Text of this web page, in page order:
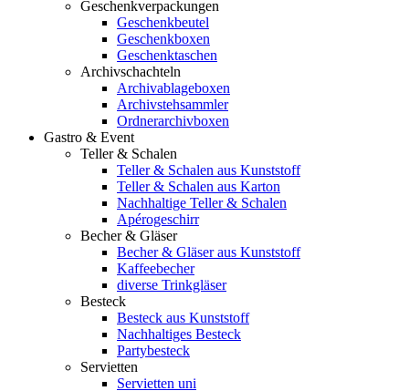
Geschenkverpackungen
Geschenkbeutel
Geschenkboxen
Geschenktaschen
Archivschachteln
Archivablageboxen
Archivstehsammler
Ordnerarchivboxen
Gastro & Event
Teller & Schalen
Teller & Schalen aus Kunststoff
Teller & Schalen aus Karton
Nachhaltige Teller & Schalen
Apérogeschirr
Becher & Gläser
Becher & Gläser aus Kunststoff
Kaffeebecher
diverse Trinkgläser
Besteck
Besteck aus Kunststoff
Nachhaltiges Besteck
Partybesteck
Servietten
Servietten uni